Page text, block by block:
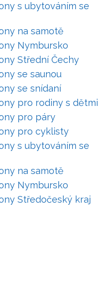
s ubytováním se
na samotě
Nymbursko
Střední Čechy
se saunou
se snídaní
pro rodiny s dětmi
pro páry
pro cyklisty
s ubytováním se
na samotě
Nymbursko
Středočeský kraj